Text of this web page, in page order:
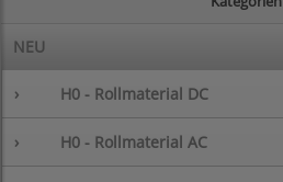
NEU
› H0 - Rollmaterial DC
› H0 - Rollmaterial AC